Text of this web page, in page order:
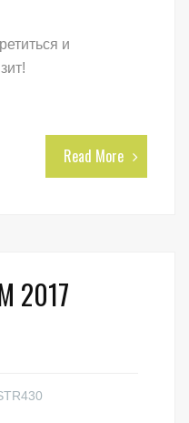
и
Read More
2017